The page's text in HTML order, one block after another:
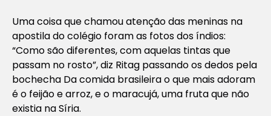
Uma coisa que chamou atenção das meninas na
apostila do colégio foram as fotos dos índios:
“Como são diferentes, com aquelas tintas que
passam no rosto”, diz Ritag passando os dedos pela
bochecha Da comida brasileira o que mais adoram
é o feijão e arroz, e o maracujá, uma fruta que não
existia na Síria.